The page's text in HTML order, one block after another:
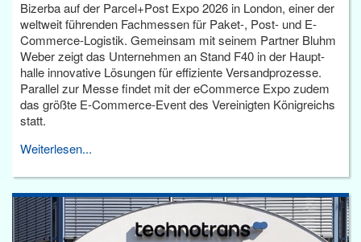
Bizerba auf der Parcel+Post Expo 2026 in London, einer der
weltweit führenden Fachmessen für Paket-, Post- und E-
Commerce-Logistik. Gemeinsam mit seinem Partner Bluhm
Weber zeigt das Unternehmen an Stand F40 in der Haupt­
halle innovative Lösungen für effiziente Versandprozesse.
Parallel zur Messe findet mit der eCommerce Expo zudem
das größte E-Commerce-Event des Vereinigten Königreichs
statt.
Weiterlesen...